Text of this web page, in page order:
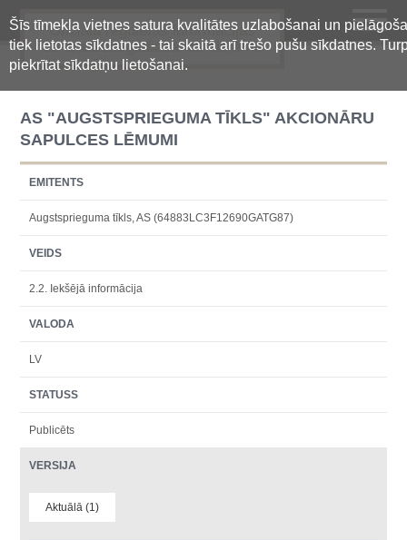
Šīs tīmekļa vietnes satura kvalitātes uzlabošanai un
tiek lietotas sīkdatnes - tai skaitā arī trešo pušu sīkdatnes.
piekrītat sīkdatņu lietošanai.
Oficiālā regulētās informācijas
centralizētā glabāšanas sistēma
AS "AUGSTSPRIEGUMA TĪKLS" AKCIONĀRU
SAPULCES LĒMUMI
EMITENTS
Augstsprieguma tīkls, AS (64883LC3F12690GATG87)
VEIDS
2.2. Iekšējā informācija
VALODA
LV
STATUSS
Publicēts
VERSIJA
Aktuālā (1)